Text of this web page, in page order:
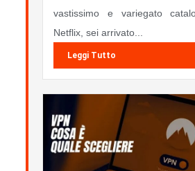
vastissimo e variegato
Netflix, sei arrivato...
Leggi Tutto